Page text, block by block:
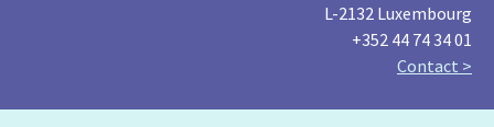
L-2132 Luxembourg
+352 44 74 34 01
Contact >